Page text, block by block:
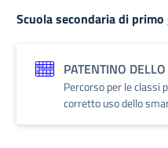
Scuola secondaria di primo
PATENTINO
Percorso per le classi
corretto uso dello